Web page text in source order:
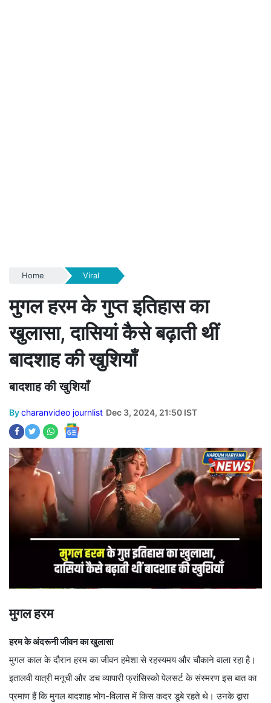
Home Viral
मुगल हरम के गुप्त इतिहास का
खुलासा, दासियां कैसे बढ़ाती थीं
बादशाह की खुशियाँ
बादशाह की खुशियाँ
Bycharanvideo journlist Dec 3, 2024, 21:50 IST
मुगल हरम
हरम के अंदरूनी जीवन का खुलासा
मुगल काल के दौरान हरम का जीवन हमेशा से रहस्यमय और चौंकाने वाला रहा है।
इतालवी यात्री मनूची और डच व्यापारी फ्रांसिस्को पेलसर्ट के संस्मरण इस बात का
प्रमाण हैं कि मुगल बादशाह भोग-विलास में किस कदर डूबे रहते थे। उनके द्वारा